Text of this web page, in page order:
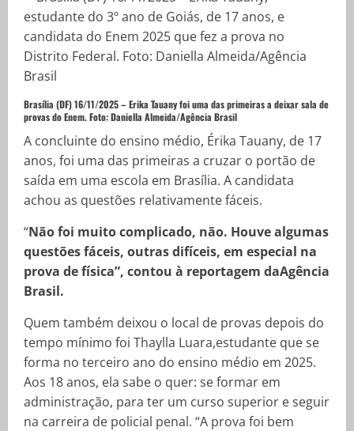
Brasília (DF) 16/11/2025 – Erika Tauany foi uma das primeiras a deixar sala de
provas do Enem. Foto:Daniella Almeida/Agência Brasil
A concluinte do ensino médio, Érika Tauany, de 17
anos, foi uma das primeiras a cruzar o portão de
saída em uma escola em Brasília. A candidata
achou as questões relativamente fáceis.
“Não foi muito complicado, não. Houve algumas
questões fáceis, outras difíceis, em especial na
prova de física”, contou à reportagem daAgência
Brasil.
Quem também deixou o local de provas depois do
tempo mínimo foi Thaylla Luara,estudante que se
forma no terceiro ano do ensino médio em 2025.
Aos 18 anos, ela sabe o quer: se formar em
administração, para ter um curso superior e seguir
na carreira de policial penal. “A prova foi bem